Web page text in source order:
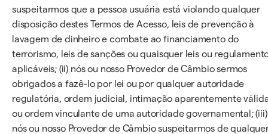
suspeitarmos que a pessoa usuária está violando qualquer
disposição destes Termos de Acesso, leis de prevenção à
lavagem de dinheiro e combate ao financiamento do
terrorismo, leis de sanções ou quaisquer leis ou
aplicáveis; (ii) nós ou nosso Provedor de Câmbio sermos
obrigados a fazê-lo por lei ou por qualquer autoridade
regulatória, ordem judicial, intimação aparentemente
ou ordem vinculante de uma autoridade governamental; (iii)
nós ou nosso Provedor de Câmbio suspeitarmos de